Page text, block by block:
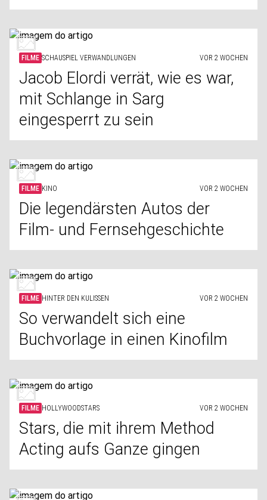
FILME SCHAUSPIEL VERWANDLUNGEN VOR 2 WOCHEN
Jacob Elordi verrät, wie es war,
mit Schlange in Sarg
eingesperrt zu sein
FILME KINO VOR 2 WOCHEN
Die legendärsten Autos der
Film- und Fernsehgeschichte
FILME HINTER DEN KULISSEN VOR 2 WOCHEN
So verwandelt sich eine
Buchvorlage in einen Kinofilm
FILME HOLLYWOODSTARS VOR 2 WOCHEN
Stars, die mit ihrem Method
Acting aufs Ganze gingen